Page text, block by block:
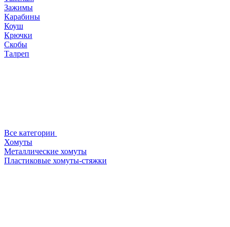
Зажимы
Карабины
Коуш
Крючки
Скобы
Талреп
Все категории
Хомуты
Металлические хомуты
Пластиковые хомуты-стяжки